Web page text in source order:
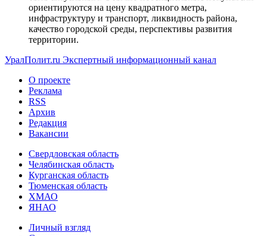
ориентируются на цену квадратного метра,
инфраструктуру и транспорт, ликвидность района,
качество городской среды, перспективы развития
территории.
УралПолит.ru Экспертный информационный канал
О проекте
Реклама
RSS
Архив
Редакция
Вакансии
Свердловская область
Челябинская область
Курганская область
Тюменская область
ХМАО
ЯНАО
Личный взгляд